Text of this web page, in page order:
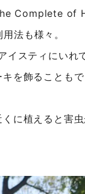
Complete of
法も様々。
スティにいれ
を飾ることもで
に植えると害